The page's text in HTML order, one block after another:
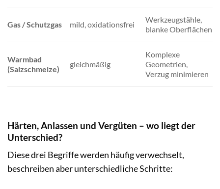
Gas / Schutzgas mild, oxidationsfrei
Werkzeugstähle,
blanke Oberflächen
Warmbad
(Salzschmelze)
gleichmäßig
Komplexe
Geometrien,
Verzug minimieren
Härten, Anlassen und Vergüten – wo liegt der
Unterschied?
Diese drei Begriffe werden häufig verwechselt,
beschreiben aber unterschiedliche Schritte: